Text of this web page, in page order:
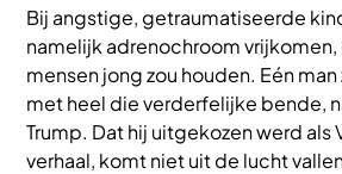
Bij angstige, getraumatiseerde
namelijk adrenochroom
mensen jong zou houden. Eén
met heel die verderfelijke bende,
Trump. Dat hij uitgekozen werd als
verhaal, komt niet uit de lucht